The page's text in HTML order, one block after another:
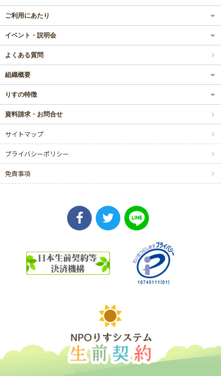
ご利用にあたり
イベント・説明会
よくある質問
組織概要
りすの特徴
資料請求・お問合せ
サイトマップ
プライバシーポリシー
免責事項